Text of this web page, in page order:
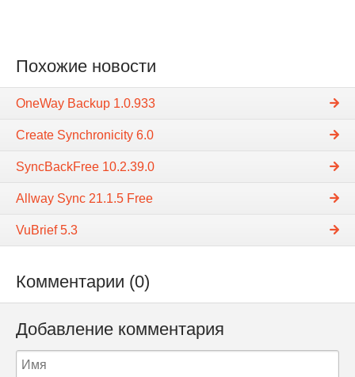
Похожие новости
OneWay Backup 1.0.933
Create Synchronicity 6.0
SyncBackFree 10.2.39.0
Allway Sync 21.1.5 Free
VuBrief 5.3
Комментарии (0)
Добавление комментария